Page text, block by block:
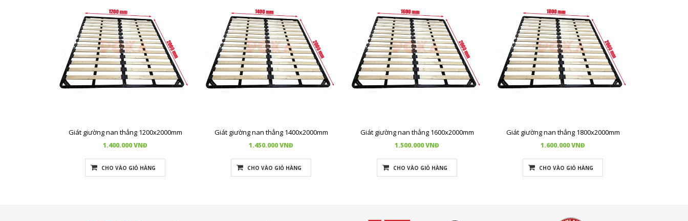
Giát giường nan thẳng 1200x2000mm
1.400.000 VNĐ
CHO VÀO GIỎ HÀNG
Giát giường nan thẳng 1400x2000mm
1.450.000 VNĐ
CHO VÀO GIỎ HÀNG
Giát giường nan thẳng 1600x2000mm
1.500.000 VNĐ
CHO VÀO GIỎ HÀNG
Giát giường nan thẳng 1800x2000mm
1.600.000 VNĐ
CHO VÀO GIỎ HÀNG